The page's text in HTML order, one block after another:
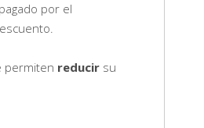
por el
permiten reducir su